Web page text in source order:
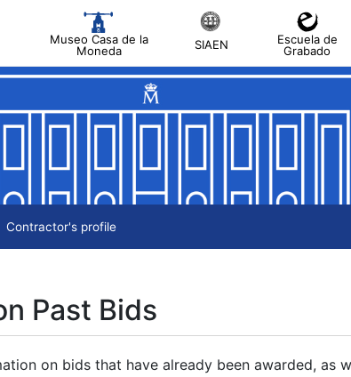
Museo Casa de la
Moneda
SIAEN
Escuela de
Grabado
Contractor's profile
Past Bids
on bids that have already been awarded, as